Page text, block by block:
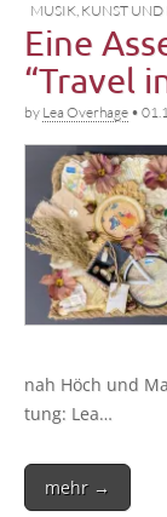
MUSIK, KUNST UND
Eine
“Travel
by Lea Overhage •
nah Höch und
tung: Lea…
mehr →